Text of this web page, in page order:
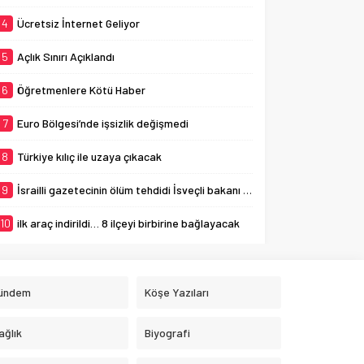
4 Ücretsiz İnternet Geliyor
5 Açlık Sınırı Açıklandı
6 Öğretmenlere Kötü Haber
7 Euro Bölgesi’nde işsizlik değişmedi
8 Türkiye kılıç ile uzaya çıkacak
9 İsrailli gazetecinin ölüm tehdidi İsveçli bakanı ağlattı
10 ilk araç indirildi… 8 ilçeyi birbirine bağlayacak
Köşe Yazıları
Biyografi